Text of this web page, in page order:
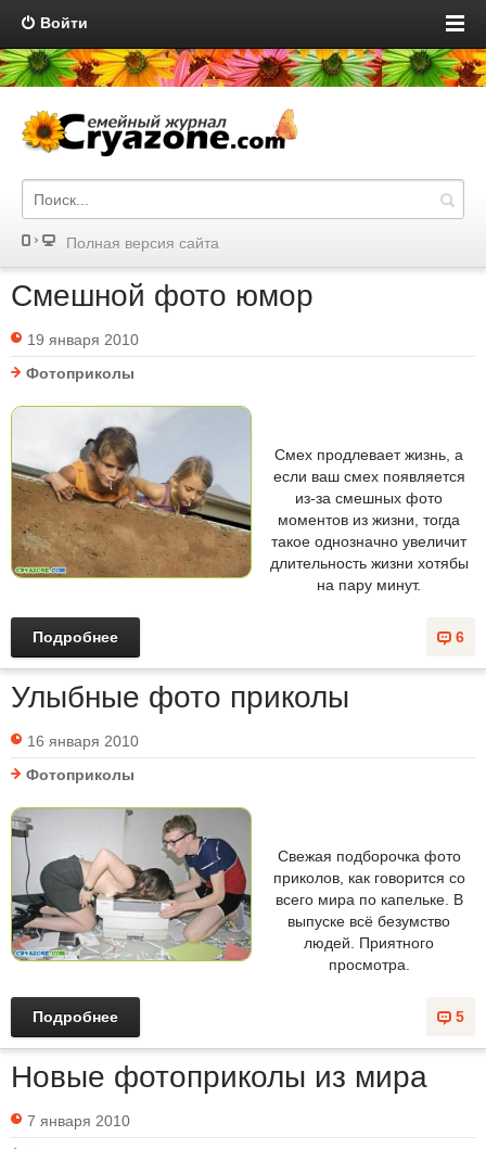
Войти
Полная версия сайта
Смешной фото юмор
19 января 2010
Фотоприколы
Смех продлевает жизнь, а
если ваш смех появляется
из-за смешных фото
моментов из жизни, тогда
такое однозначно увеличит
длительность жизни хотябы
на пару минут.
6
Подробнее
Улыбные фото приколы
16 января 2010
Фотоприколы
Свежая подборочка фото
приколов, как говорится со
всего мира по капельке. В
выпуске всё безумство
людей. Приятного
просмотра.
5
Подробнее
Новые фотоприколы из мира
7 января 2010